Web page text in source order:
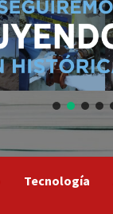
Tecnología